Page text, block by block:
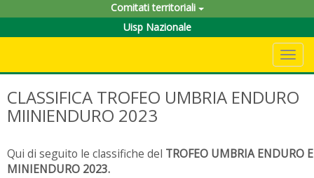
Comitati territoriali
Uisp Nazionale
CLASSIFICA TROFEO UMBRIA ENDURO
MIINIENDURO 2023
Qui di seguito le classifiche del TROFEO UMBRIA ENDURO E
MINIENDURO 2023.